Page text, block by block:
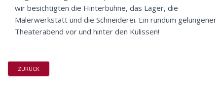
wir besichtigten die Hinterbühne, das Lager, die
Malerwerkstatt und die Schneiderei. Ein rundum gelungener
Theaterabend vor und hinter den Kulissen!
ZURÜCK